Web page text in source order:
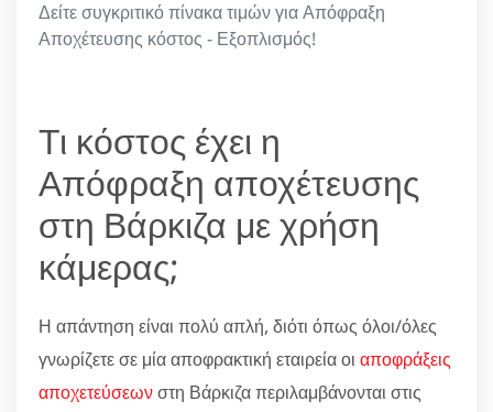
Δείτε συγκριτικό πίνακα τιμών για Απόφραξη
Αποχέτευσης κόστος - Εξοπλισμός!
Τι κόστος έχει η
Απόφραξη αποχέτευσης
στη Βάρκιζα με χρήση
κάμερας;
Η απάντηση είναι πολύ απλή, διότι όπως όλοι/όλες
γνωρίζετε σε μία αποφρακτική εταιρεία οι αποφράξεις
αποχετεύσεωνστη Βάρκιζα περιλαμβάνονται στις